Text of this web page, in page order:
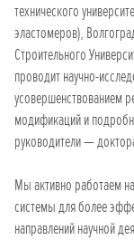
технического
эластомеров),
Строительного
проводит научно-
усовершенствованием
модификаций и
руководители —
Мы активно работаем
системы для более
направлений научной